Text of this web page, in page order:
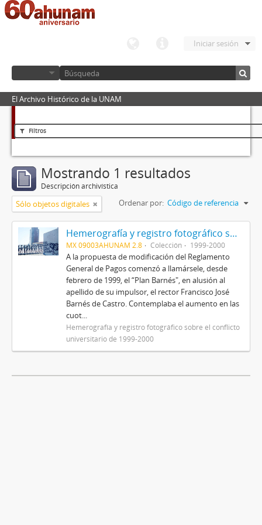
Iniciar sesión
El Archivo Histórico de la UNAM
Filtros
Mostrando 1 resultados
Descripción archivística
Sólo objetos digitales Ordenar por: Código de referencia
Hemerografía y registro fotográfico sobre el conflicto universitario de 1999-2000
MX 09003AHUNAM 2.8 Colección 1999-2000
A la propuesta de modificación del Reglamento
General de Pagos comenzó a llamársele, desde
febrero de 1999, el “Plan Barnés", en alusión al
apellido de su impulsor, el rector Francisco José
Barnés de Castro. Contemplaba el aumento en las
cuot...
Hemerografía y registro fotográfico sobre el conflicto
universitario de 1999-2000